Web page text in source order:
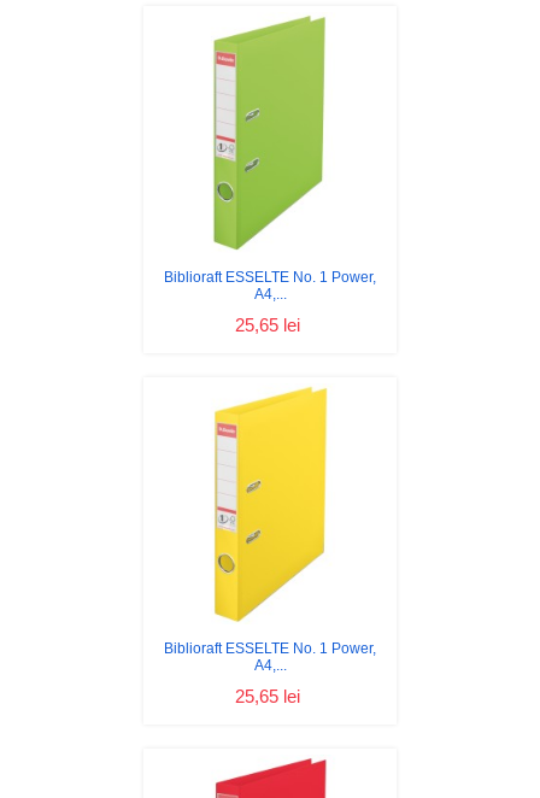
Biblioraft ESSELTE No. 1 Power,
A4,...
25,65 lei
Biblioraft ESSELTE No. 1 Power,
A4,...
25,65 lei